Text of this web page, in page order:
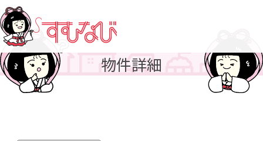
物件詳細